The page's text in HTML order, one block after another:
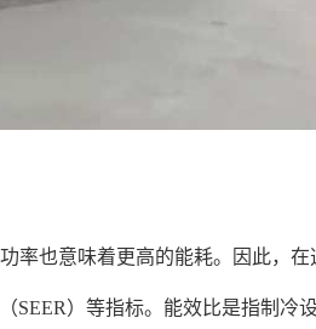
也意味着更高的能耗。因此，在
SEER）等指标。能效比是指制冷